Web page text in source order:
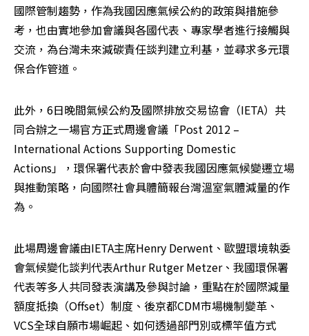
國際管制趨勢，作為我國因應氣候公約的政策與措施參
考，也由實地參加會議與各國代表、專家學者進行接觸與
交流，為台灣未來減碳責任談判建立利基，並尋求多元環
保合作管道。
此外，6日晚間氣候公約及國際排放交易協會（IETA）共
同合辦之一場官方正式周邊會議「Post 2012 –
International Actions Supporting Domestic
Actions」，環保署代表於會中發表我國因應氣候變遷立場
與推動策略，向國際社會具體簡報台灣溫室氣體減量的作
為。
此場周邊會議由IETA主席Henry Derwent、歐盟環境執委
會氣候變化談判代表Arthur Rutger Metzer、我國環保署
代表等多人共同發表演講及參與討論，重點在於國際減量
額度抵換（Offset）制度、後京都CDM市場機制變革、
VCS全球自願市場崛起、如何透過部門別或標竿值方式